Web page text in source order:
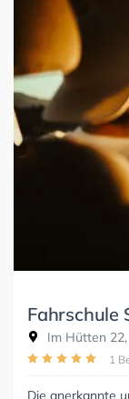
Fahrschule
Im Hütten
1
Die anerkannte